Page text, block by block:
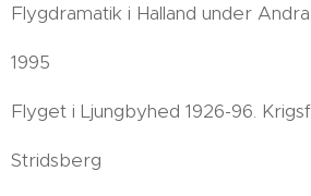
Flygdramatik i Halland under
1995
Flyget i Ljungbyhed 1926-96.
Stridsberg